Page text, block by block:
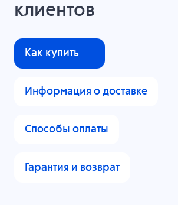
клиентов
Как купить
Информация о доставке
Способы оплаты
Гарантия и возврат